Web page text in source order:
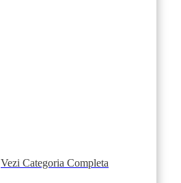
Vezi Categoria Completa